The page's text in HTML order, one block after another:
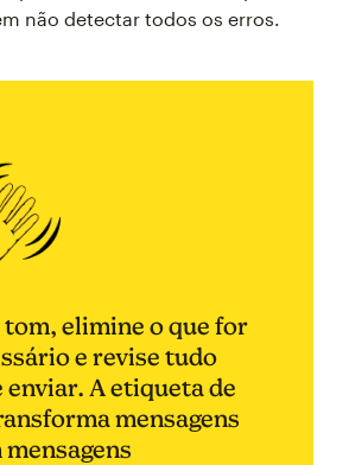
não detectar todos os erros.
tom, elimine o que for
e revise tudo
enviar. A etiqueta de
mensagens
mensagens